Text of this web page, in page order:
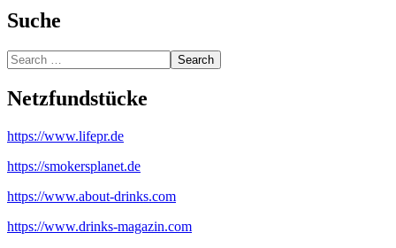
Suche
Search
Netzfundstücke
https://www.lifepr.de
https://smokersplanet.de
https://www.about-drinks.com
https://www.drinks-magazin.com